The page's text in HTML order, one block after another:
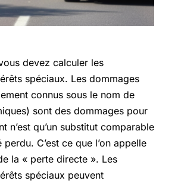
devez calculer les
spéciaux. Les dommages
connus sous le nom de
sont des dommages pour
n’est qu’un substitut comparable
C’est ce que l’on appelle
la « perte directe ». Les
spéciaux peuvent